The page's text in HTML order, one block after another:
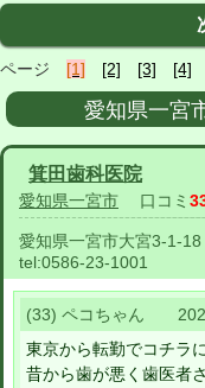
ページ [1] [2] [3] [4]
愛知県一宮
箕田歯科医院
愛知県一宮市 口コミ
愛知県一宮市大宮3-1-18
tel:0586-23-1001
(33) ペコちゃん
東京から転勤でコチラ
昔から歯が悪く歯医者